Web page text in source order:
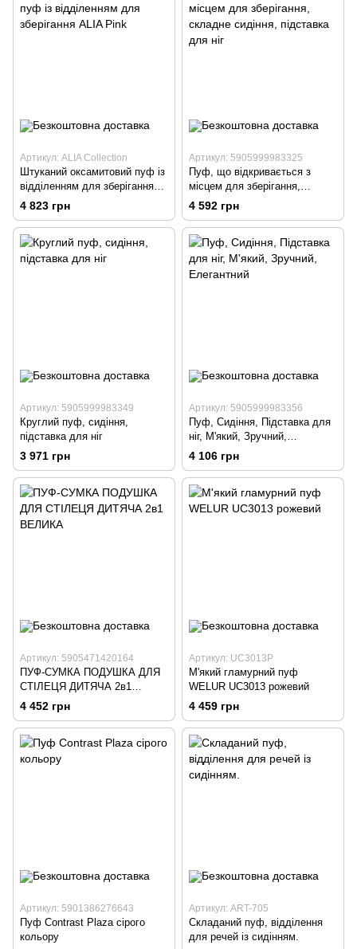
Артикул: ALIA Collection
Штуканий оксамитовий пуф із
відділенням для зберігання
ALIA Pink
4 823 грн
Артикул: 5905999983325
Пуф, що відкривається з
місцем для зберігання,
складне сидіння, підставка
4 592 грн
Артикул: 5905999983349
Круглий пуф, сидіння,
підставка для ніг
3 971 грн
Артикул: 5905999983356
Пуф, Сидіння, Підставка для
ніг, М'який, Зручний,
Елегантний
4 106 грн
Артикул: 5905471420164
ПУФ-СУМКА ПОДУШКА ДЛЯ
СТІЛЕЦЯ ДИТЯЧА 2в1
ВЕЛИКА
4 452 грн
Артикул: UC3013P
М'який гламурний пуф
WELUR UC3013 рожевий
4 459 грн
Артикул: 5901386276643
Пуф Contrast Plaza сірого
кольору
Артикул: ART-705
Складаний пуф, відділення
для речей із сидінням.